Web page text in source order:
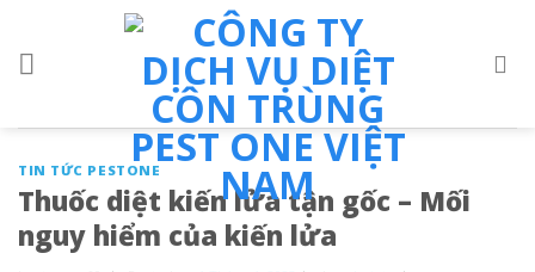
content
TIN TỨC PESTONE
Thuốc diệt kiến lửa tận gốc – Mối
nguy hiểm của kiến lửa